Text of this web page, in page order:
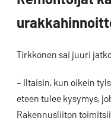
Tirkkonen sai juuri
– Iltaisin, kun oikein
eteen tulee kysymys,
Rakennusliiton